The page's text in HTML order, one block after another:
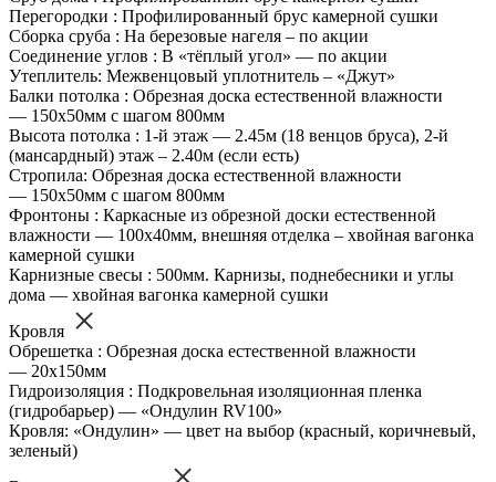
Перегородки : Профилированный брус камерной сушки
Сборка сруба : На березовые нагеля – по акции
Соединение углов : В «тёплый угол» — по акции
Утеплитель: Межвенцовый уплотнитель – «Джут»
Балки потолка : Обрезная доска естественной влажности
— 150х50мм с шагом 800мм
Высота потолка : 1-й этаж — 2.45м (18 венцов бруса), 2-й
(мансардный) этаж – 2.40м (если есть)
Стропила: Обрезная доска естественной влажности
— 150х50мм с шагом 800мм
Фронтоны : Каркасные из обрезной доски естественной
влажности — 100х40мм, внешняя отделка – хвойная вагонка
камерной сушки
Карнизные свесы : 500мм. Карнизы, поднебесники и углы
дома — хвойная вагонка камерной сушки
Кровля
Обрешетка : Обрезная доска естественной влажности
— 20х150мм
Гидроизоляция : Подкровельная изоляционная пленка
(гидробарьер) — «Ондулин RV100»
Кровля: «Ондулин» — цвет на выбор (красный, коричневый,
зеленый)